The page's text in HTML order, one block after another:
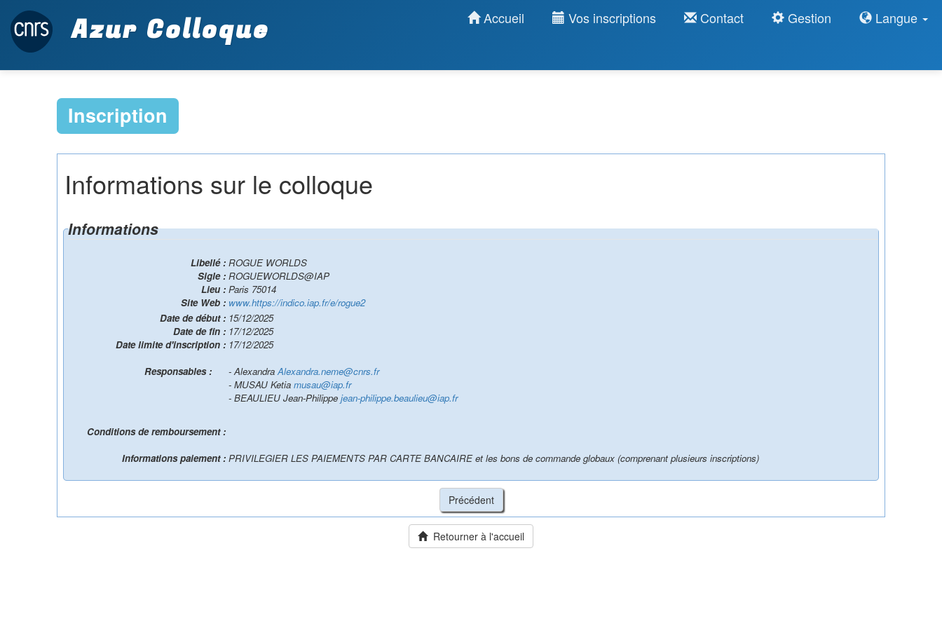
Azur Colloque Accueil Vos inscriptions Contact Gestion Langue
Inscription
Informations sur le colloque
Informations
Libellé : ROGUE WORLDS
Sigle : ROGUEWORLDS@IAP
Lieu : Paris 75014
Site Web : www.https://indico.iap.fr/e/rogue2
Date de début : 15/12/2025
Date de fin : 17/12/2025
Date limite d'inscription : 17/12/2025
- AlexandraAlexandra.neme@cnrs.fr
- MUSAU Ketia musau@iap.fr
- BEAULIEU Jean-Philippe jean-philippe.beaulieu@iap.fr
Conditions de remboursement :
Informations paiement : PRIVILEGIER LES PAIEMENTS PAR CARTE BANCAIRE et les bons de commande globaux (comprenant plusieurs inscriptions)
Retourner à l'accueil